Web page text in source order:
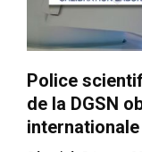
Police
de la DGSN
internationale